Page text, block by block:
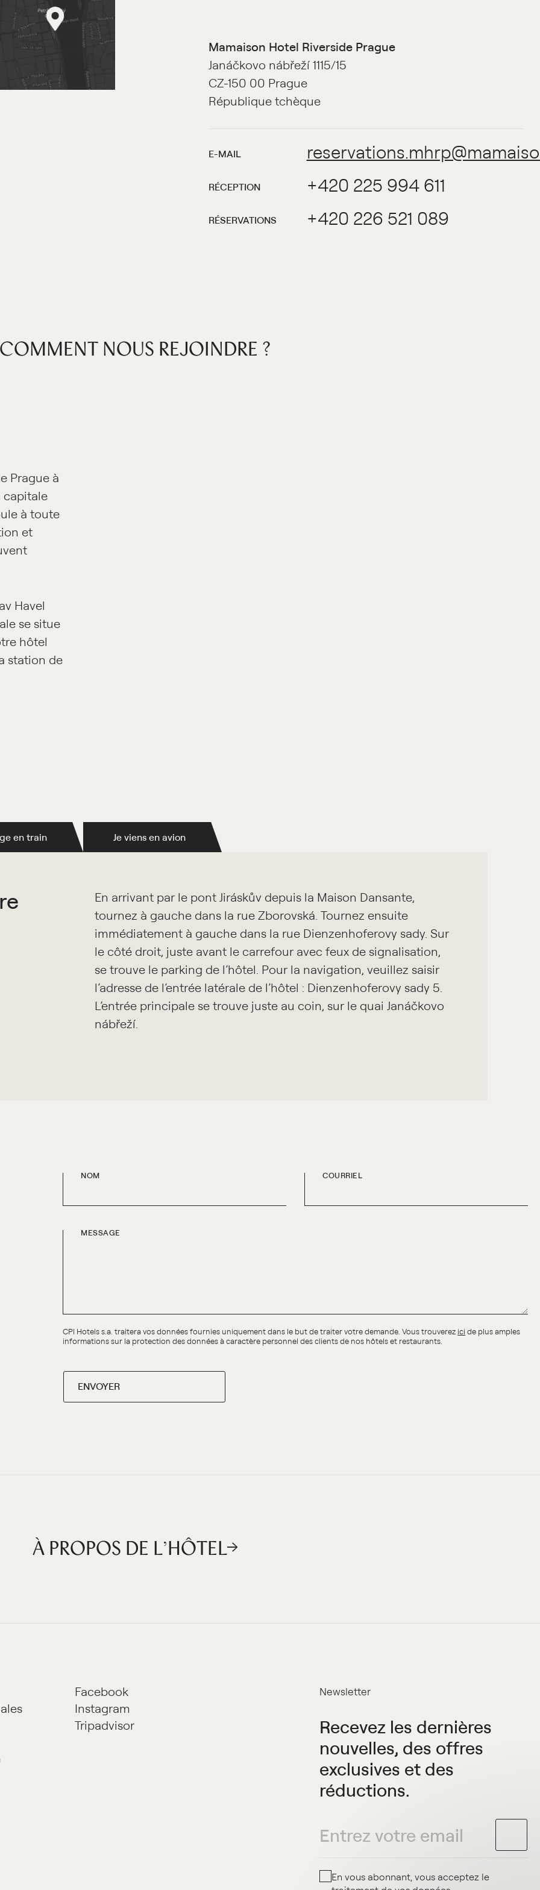
Mamaison Hotel Riverside Prague
Janáčkovo nábřeží 1115/15
CZ-150 00 Prague
République tchèque
E-MAIL
RÉCEPTION +420 225 994 611
RÉSERVATIONS +420 226 521 089
COMMENT NOUS REJOINDRE ?
Prague à
capitale
à toute
et
Havel
se situe
hôtel
station de
en train Je viens en avion
En arrivant par le pont Jiráskův depuis la Maison Dansante,
tournez à gauche dans la rue Zborovská. Tournez ensuite
immédiatement à gauche dans la rue Dienzenhoferovy sady. Sur
le côté droit, juste avant le carrefour avec feux de signalisation,
se trouve le parking de l’hôtel. Pour la navigation, veuillez saisir
l’adresse de l’entrée latérale de l’hôtel : Dienzenhoferovy sady 5.
L’entrée principale se trouve juste au coin, sur le quai Janáčkovo
nábřeží.
NOM COURRIEL
MESSAGE
CPI Hotels s.a. traitera vos données fournies uniquement dans le but de traiter votre demande. Vous trouverez ici de plus amples
informations sur la protection des données à caractère personnel des clients de nos hôtels et restaurants.
ENVOYER
À PROPOS DE L’HÔTEL
Facebook
Instagram
Tripadvisor
Newsletter
Recevez les dernières
nouvelles, des offres
exclusives et des
réductions.
En vous abonnant, vous acceptez le